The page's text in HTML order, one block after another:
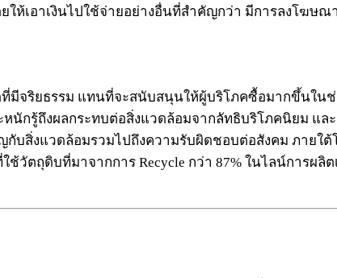
ให้เอาเงินไปใช้จ่ายอย่างอื่นที่สำคัญกว่า มีการลงโฆษ
ที่มีจริยธรรม แทนที่จะสนับสนุนให้ผู้บริโภคซื้อมากขึ้นใน
นักรู้ถึงผลกระทบต่อสิ่งแวดล้อมจากลัทธิบริโภคนิยม แ
กับสิ่งแวดล้อมรวมไปถึงความรับผิดชอบต่อสังคม ภาย
ช้วัตถุดิบที่มาจากการ Recycle กว่า 87% ในไลน์การ